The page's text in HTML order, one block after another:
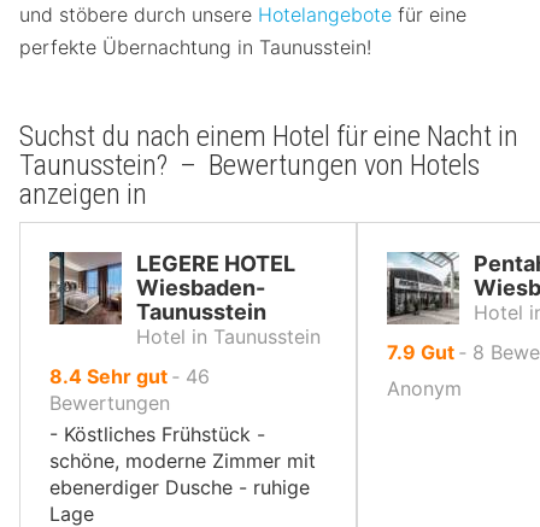
und stöbere durch unsere Hotelangebote für eine
perfekte Übernachtung in Taunusstein!
Suchst du nach einem Hotel für eine Nacht in
Taunusstein? – Bewertungen von Hotels
anzeigen in
LEGERE HOTEL
Wiesbaden-
Taunusstein
Hotel in Taunusstein
8.4von
10,
Sehr gut ‐ 46
Bewertungen
- Köstliches Frühstück -
schöne, moderne Zimmer mit
ebenerdiger Dusche - ruhige
Lage
Hotel
7.9 von
Gut ‐ 8
Anonym